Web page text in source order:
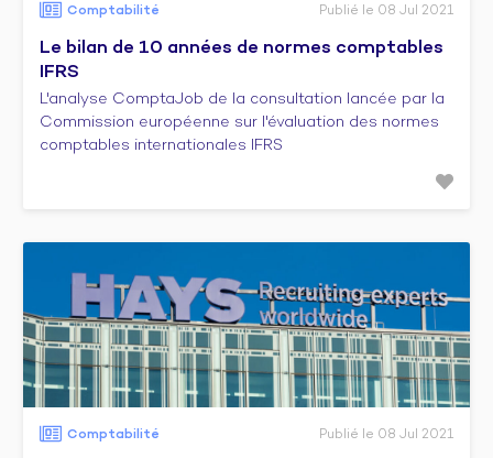
Comptabilité Publié le 08 Jul 2021
Le bilan de 10 années de normes comptables
IFRS
L'analyse ComptaJob de la consultation lancée par la
Commission européenne sur l'évaluation des normes
comptables internationales IFRS
Comptabilité Publié le 08 Jul 2021